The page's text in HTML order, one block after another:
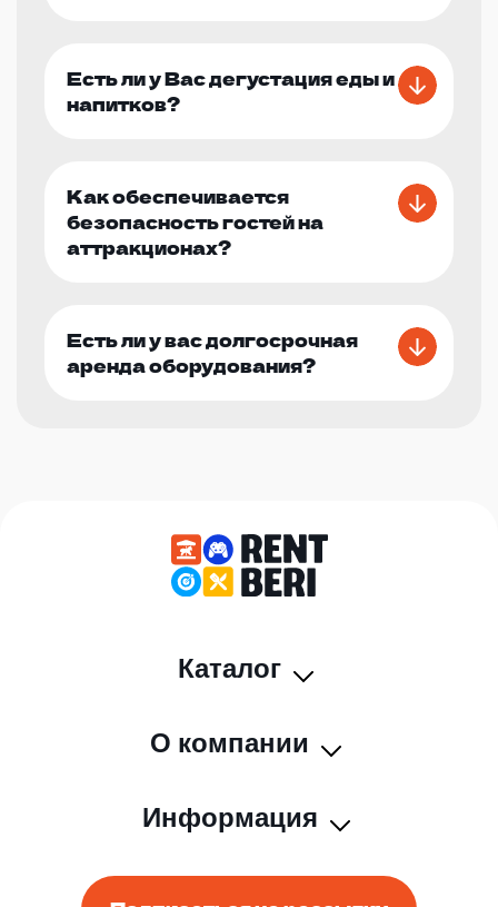
Есть ли у Вас дегустация еды и
напитков?
Как обеспечивается
безопасность гостей на
аттракционах?
Есть ли у вас долгосрочная
аренда оборудования?
Каталог
О компании
Информация